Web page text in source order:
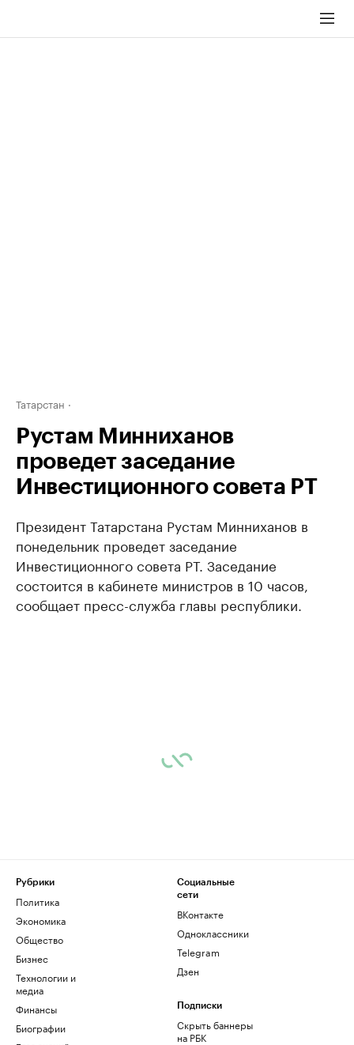
Татарстан
Рустам Минниханов
проведет заседание
Инвестиционного совета РТ
Президент Татарстана Рустам Минниханов в
понедельник проведет заседание
Инвестиционного совета РТ. Заседание
состоится в кабинете министров в 10 часов,
сообщает пресс-служба главы республики.
Рубрики
Политика
Экономика
Общество
Бизнес
Технологии и
медиа
Финансы
Биографии
Социальные
сети
ВКонтакте
Одноклассники
Telegram
Дзен
Подписки
Скрыть баннеры
на РБК